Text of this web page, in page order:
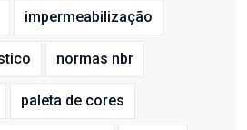
impermeabilização
normas nbr
paleta de cores